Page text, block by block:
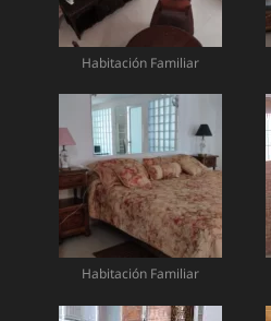
Habitación Familiar
Habitación Familiar